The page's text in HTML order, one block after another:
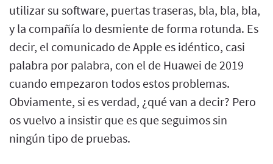
utilizar su software, puertas traseras, bla, bla, bla,
y la compañía lo desmiente de forma rotunda. Es
decir, el comunicado de Apple es idéntico, casi
palabra por palabra, con el de Huawei de 2019
cuando empezaron todos estos problemas.
Obviamente, si es verdad, ¿qué van a decir? Pero
os vuelvo a insistir que es que seguimos sin
ningún tipo de pruebas.